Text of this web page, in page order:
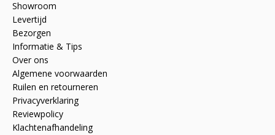
Showroom
Levertijd
Bezorgen
Informatie & Tips
Over ons
Algemene voorwaarden
Ruilen en retourneren
Privacyverklaring
Reviewpolicy
Klachtenafhandeling